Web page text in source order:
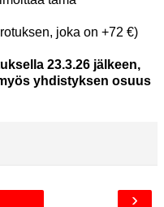
joka on +72 €)
23.3.26 jälkeen,
yhdistyksen osuus
›